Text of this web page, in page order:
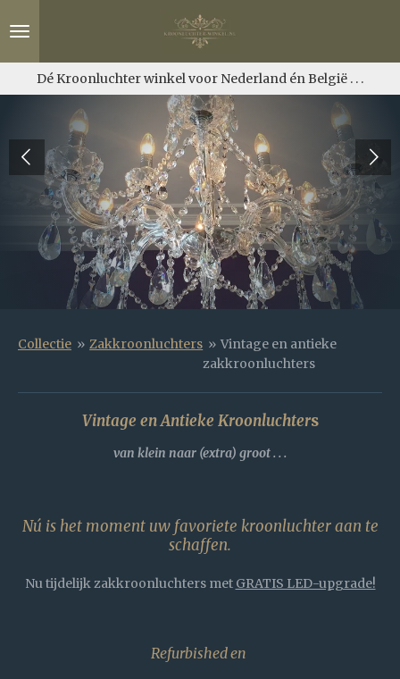
direct
hoofdinhoud
Dé Kroonluchter winkel voor Nederland én België . . .
Collectie » Zakkroonluchters » Vintage en antieke
zakkroonluchters
Vintage en Antieke Kroonluchters
van klein naar (extra) groot . . .
Nú is het moment uw favoriete kroonluchter aan te
schaffen.
Nu tijdelijk zakkroonluchters met GRATIS LED-upgrade!
Refurbisheden